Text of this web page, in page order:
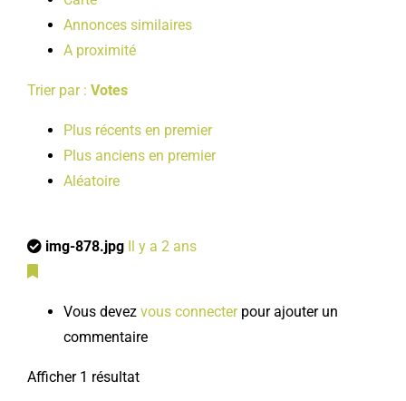
Annonces similaires
A proximité
Trier par : Votes
Plus récents en premier
Plus anciens en premier
Aléatoire
img-878.jpg Il y a 2 ans
Vous devez vous connecterpour ajouter un
commentaire
Afficher 1 résultat